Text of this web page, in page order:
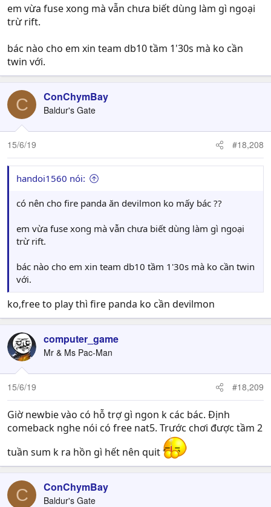
em vừa fuse xong mà vẫn chưa biết dùng làm gì ngoại
trừ rift.
bác nào cho em xin team db10 tầm 1'30s mà ko cần
twin với.
C ConChymBay
Baldur's Gate
15/6/19 #18,208
handoi1560 nói:
có nên cho fire panda ăn devilmon ko mấy bác ??
em vừa fuse xong mà vẫn chưa biết dùng làm gì ngoại
trừ rift.
bác nào cho em xin team db10 tầm 1'30s mà ko cần twin
với.
ko,free to play thì fire panda ko cần devilmon
computer_game
Mr & Ms Pac-Man
15/6/19 #18,209
Giờ newbie vào có hỗ trợ gì ngon k các bác. Định
comeback nghe nói có free nat5. Trước chơi được tầm 2
tuần sum k ra hồn gì hết nên quit
C ConChymBay
Baldur's Gate